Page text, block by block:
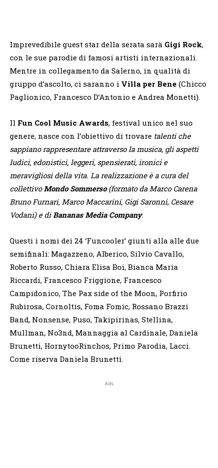
Imprevedibile guest star della serata sarà Gigi Rock,
con le sue parodie di famosi artisti internazionali.
Mentre in collegamento da Salerno, in qualità di
gruppo d’ascolto, ci saranno i Villa per Bene (Chicco
Paglionico, Francesco D’Antonio e Andrea Monetti).
Il Fun Cool Music Awards, festival unico nel suo
genere, nasce con l’obiettivo di trovare talenti che
sappiano rappresentare attraverso la musica, gli aspetti
ludici, edonistici, leggeri, spensierati, ironici e
meravigliosi della vita. La realizzazione è a cura del
collettivo Mondo Sommerso(formato da Marco Carena
Bruno Furnari, Marco Maccarini, Gigi Saronni, Cesare
Vodani) e di Bananas Media Company.
Questi i nomi dei 24 ‘Funcooler’ giunti alla alle due
semifinali: Magazzeno, Alberico, Silvio Cavallo,
Roberto Russo, Chiara Elisa Boi, Bianca Maria
Riccardi, Francesco Friggione, Francesco
Campidonico, The Pax side of the Moon, Porfirio
Rubirosa, Cornoltis, Foma Fomic, Rossano Brazzi
Band, Nonsense, Puso, Takipirinas, Stellina,
Mullman, No3nd, Mannaggia al Cardinale, Daniela
Brunetti, HornytooRinchos, Primo Parodia, Lacci.
Come riserva Daniela Brunetti.
Ads